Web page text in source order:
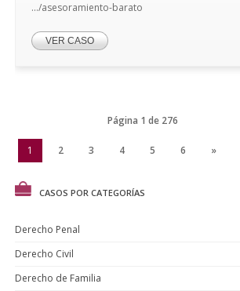
.../asesoramiento-barato
VER CASO
Página 1 de 276
1 2 3 4 5 6 »
CASOS POR CATEGORÍAS
Derecho Penal
Derecho Civil
Derecho de Familia